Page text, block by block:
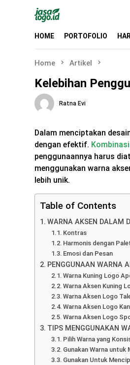
HOME PORTOFOLIO
Home Artikel
Kelebihan
Ratna Evi
Dalam menciptakan
dengan efektif.
penggunaannya harus
menggunakan warna
lebih unik.
Table of Contents
WARNA AKSEN DALAM
Kontras
Harmonis dengan
Emosi dan Pesan
PENGGUNAAN WARNA
Warna Kuning Logo
Warna Aksen Kuning
Warna Aksen Logo
Warna Aksen Logo
Warna Aksen Logo
TIPS MENGGUNAKAN
Pilih Warna yang
Gunakan Warna untuk
Gunakan Untuk